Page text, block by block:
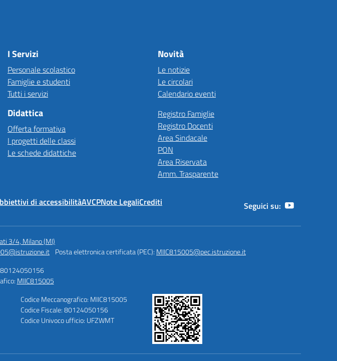
I Servizi
Personale scolastico
Famiglie e studenti
Tutti i servizi
Didattica
Offerta formativa
I progetti delle classi
Le schede didattiche
Novità
Le notizie
Le circolari
Calendario eventi
Registro Famiglie
Registro Docenti
Area Sindacale
PON
Area Riservata
Amm. Trasparente
di accessibilitàAVCPNote LegaliCrediti Seguici su:
3/4, Milano (MI)
Posta elettronica certificata (PEC): MIIC815005@pec.istruzione.it
80124050156
MIIC815005
Codice Meccanografico: MIIC815005
Codice Fiscale: 80124050156
Codice Univoco ufficio: UFZWMT